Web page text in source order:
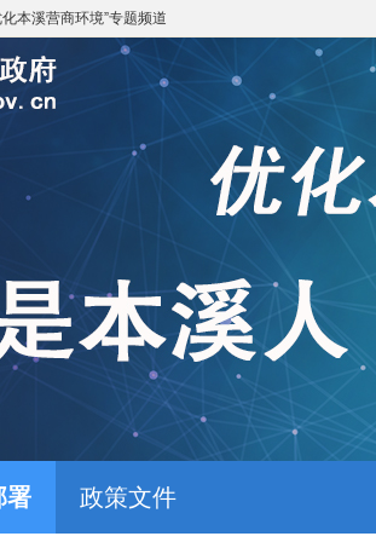
本溪营商环境”专题频道
署 政策文件